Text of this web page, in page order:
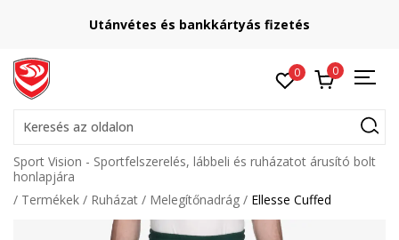
Utánvétes és bankkártyás fizetés
0 0
Keresés az oldalon
Sport Vision - Sportfelszerelés, lábbeli és ruházatot árusító bolt
honlapjára
Termékek
Ruházat Melegítőnadrág Ellesse Cuffed